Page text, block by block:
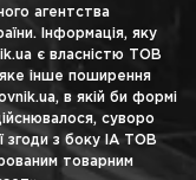
агентства
Інформація, яку
є власністю ТОВ
інше поширення
в якій би формі
суворо
згоди з боку ІА ТОВ
товарним